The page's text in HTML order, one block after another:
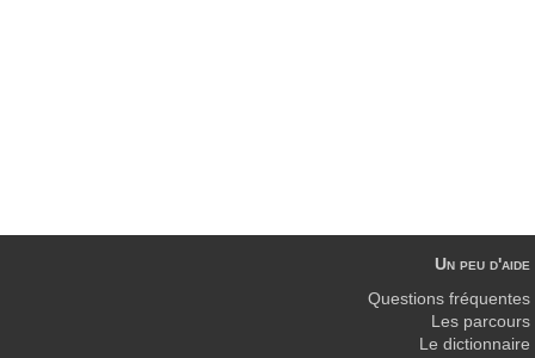
Un peu d'aide
Questions fréquentes
Les parcours
Le dictionnaire